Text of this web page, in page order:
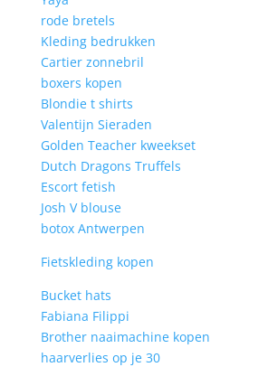
rode bretels
Kleding bedrukken
Cartier zonnebril
boxers kopen
Blondie t shirts
Valentijn Sieraden
Golden Teacher kweekset
Dutch Dragons Truffels
Escort fetish
Josh V blouse
botox Antwerpen
Fietskleding kopen
Bucket hats
Fabiana Filippi
Brother naaimachine kopen
haarverlies op je 30